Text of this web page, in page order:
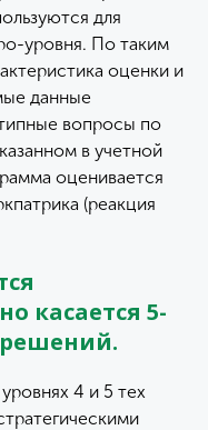
для
уровня. По таким
оценки и
данные
вопросы по
в учетной
оценивается
(реакция
касается 5-
решений.
4 и 5 тех